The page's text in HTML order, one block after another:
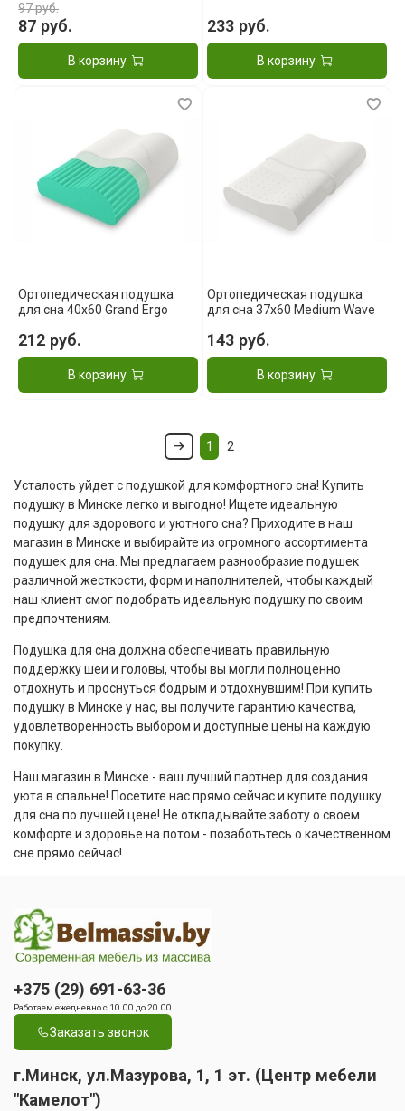
97 руб.
87 руб.
В корзину
233 руб.
В корзину
Ортопедическая подушка
для сна 40x60 Grand Ergo
212 руб.
В корзину
Ортопедическая подушка
для сна 37x60 Medium Wave
143 руб.
В корзину
1 2
Усталость уйдет с подушкой для комфортного сна! Купить
подушку в Минске легко и выгодно! Ищете идеальную
подушку для здорового и уютного сна? Приходите в наш
магазин в Минске и выбирайте из огромного ассортимента
подушек для сна. Мы предлагаем разнообразие подушек
различной жесткости, форм и наполнителей, чтобы каждый
наш клиент смог подобрать идеальную подушку по своим
предпочтениям.
Подушка для сна должна обеспечивать правильную
поддержку шеи и головы, чтобы вы могли полноценно
отдохнуть и проснуться бодрым и отдохнувшим! При купить
подушку в Минске у нас, вы получите гарантию качества,
удовлетворенность выбором и доступные цены на каждую
покупку.
Наш магазин в Минске - ваш лучший партнер для создания
уюта в спальне! Посетите нас прямо сейчас и купите подушку
для сна по лучшей цене! Не откладывайте заботу о своем
комфорте и здоровье на потом - позаботьтесь о качественном
сне прямо сейчас!
+375 (29) 691-63-36
Работаем ежедневно с 10.00 до 20.00
Заказать звонок
г.Минск, ул.Мазурова, 1, 1 эт. (Центр мебели
"Камелот")